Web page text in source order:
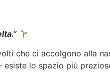
che ci accolgono alla
lo spazio più